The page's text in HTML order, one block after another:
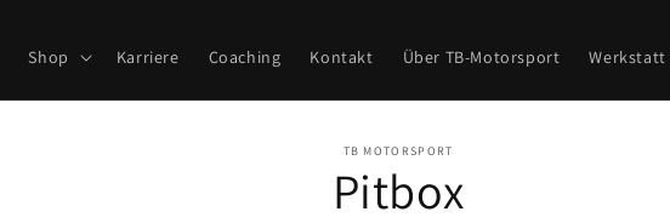
Shop Karriere Coaching Kontakt Über TB-Motorsport Werkstatt
TB MOTORSPORT
Pitbox